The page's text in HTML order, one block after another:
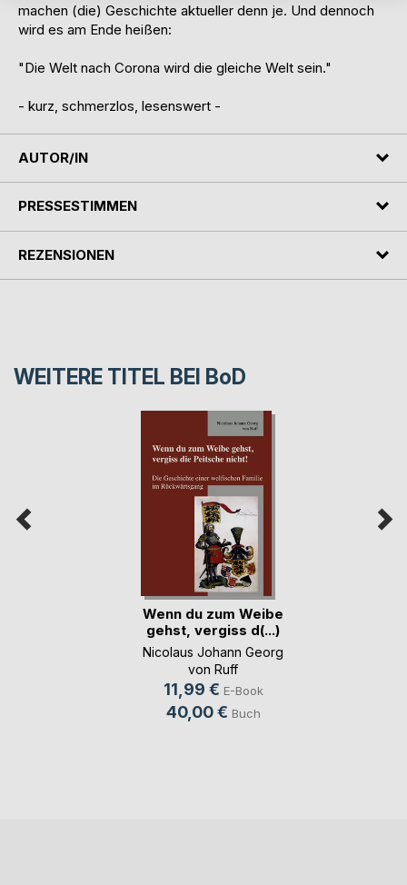
machen (die) Geschichte aktueller denn je. Und dennoch
wird es am Ende heißen:
"Die Welt nach Corona wird die gleiche Welt sein."
- kurz, schmerzlos, lesenswert -
AUTOR/IN
PRESSESTIMMEN
REZENSIONEN
WEITERE TITEL BEI BoD
Wenn du zum Weibe
gehst, vergiss d(...)
Nicolaus Johann Georg
von Ruff
11,99 € E-Book
40,00 € Buch